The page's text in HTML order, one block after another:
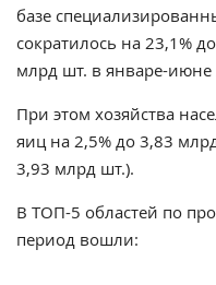
базе
сократилось на 23,1%
млрд шт. в январе-июне
При этом хозяйства
яиц на 2,5% до 3,83
3,93 млрд шт.).
В ТОП-5 областей по
период вошли: